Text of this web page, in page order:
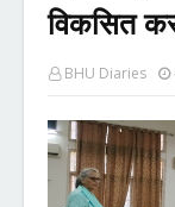
विकसित
BHU Diaries